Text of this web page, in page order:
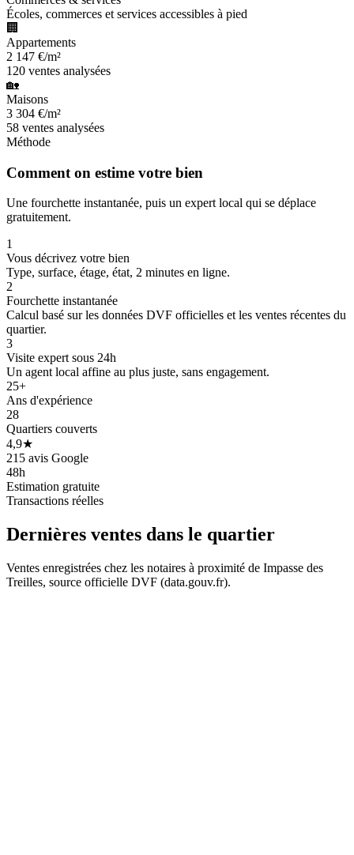
Écoles, commerces et services accessibles à pied
🏢
Appartements
2 147 €/m²
120 ventes analysées
🏡
Maisons
3 304 €/m²
58 ventes analysées
Méthode
Comment on estime votre bien
Une fourchette instantanée, puis un expert local qui se déplace
gratuitement.
1
Vous décrivez votre bien
Type, surface, étage, état, 2 minutes en ligne.
2
Fourchette instantanée
Calcul basé sur les données DVF officielles et les ventes récentes du
quartier.
3
Visite expert sous 24h
Un agent local affine au plus juste, sans engagement.
25+
Ans d'expérience
28
Quartiers couverts
4,9★
215 avis Google
48h
Estimation gratuite
Transactions réelles
Dernières ventes dans le quartier
Ventes enregistrées chez les notaires à proximité de Impasse des
Treilles, source officielle DVF (data.gouv.fr).
275 k€
275 k€